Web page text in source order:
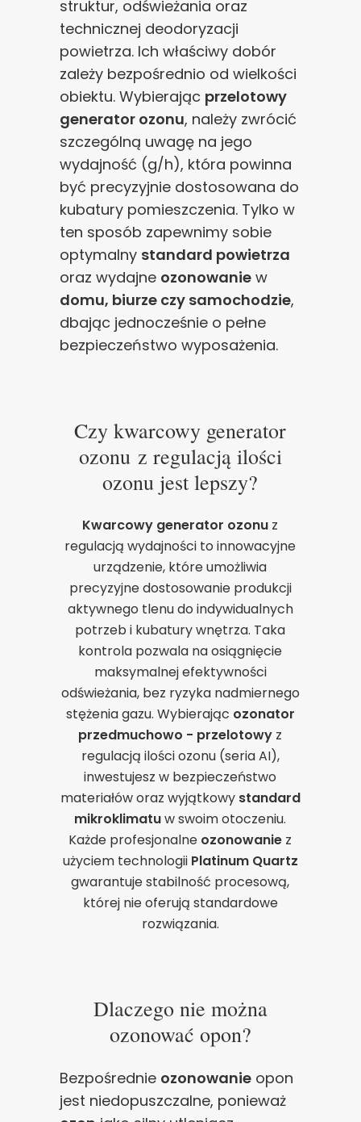
struktur, odświeżania oraz
technicznej deodoryzacji
powietrza. Ich właściwy dobór
zależy bezpośrednio od wielkości
obiektu. Wybierając przelotowy
generator ozonu, należy zwrócić
szczególną uwagę na jego
wydajność (g/h), która powinna
być precyzyjnie dostosowana do
kubatury pomieszczenia. Tylko w
ten sposób zapewnimy sobie
optymalny standard powietrza
oraz wydajne ozonowanie w
domu, biurze czy samochodzie,
dbając jednocześnie o pełne
bezpieczeństwo wyposażenia.
Czy kwarcowy generator
ozonu z regulacją ilości
ozonu jest lepszy?
Kwarcowy generator ozonu z
regulacją wydajności to innowacyjne
urządzenie, które umożliwia
precyzyjne dostosowanie produkcji
aktywnego tlenu do indywidualnych
potrzeb i kubatury wnętrza. Taka
kontrola pozwala na osiągnięcie
maksymalnej efektywności
odświeżania, bez ryzyka nadmiernego
stężenia gazu. Wybierając ozonator
przedmuchowo - przelotowy z
regulacją ilości ozonu (seria AI),
inwestujesz w bezpieczeństwo
materiałów oraz wyjątkowy standard
mikroklimatuw swoim otoczeniu.
Każde profesjonalne ozonowanie z
użyciem technologii Platinum Quartz
gwarantuje stabilność procesową,
której nie oferują standardowe
rozwiązania.
Dlaczego nie można
ozonować opon?
Bezpośrednie ozonowanie opon
jest niedopuszczalne, ponieważ
Zgoda na pliki cookie
Cookies to małe pliki danych, które są
przechowywane na Twoim urządzeniu podczas